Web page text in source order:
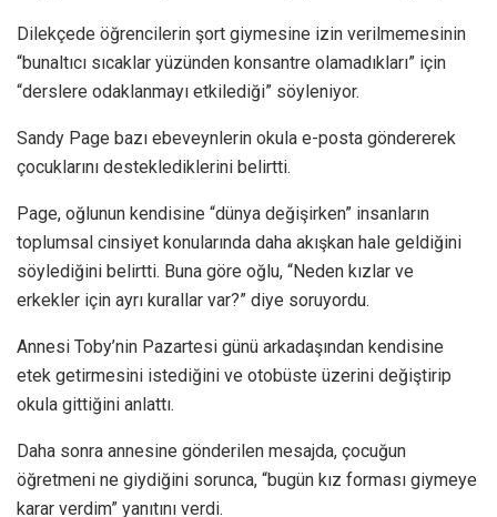
Dilekçede öğrencilerin şort giymesine izin verilmemesinin
“bunaltıcı sıcaklar yüzünden konsantre olamadıkları” için
“derslere odaklanmayı etkilediği” söyleniyor.
Sandy Page bazı ebeveynlerin okula e-posta göndererek
çocuklarını desteklediklerini belirtti.
Page, oğlunun kendisine “dünya değişirken” insanların
toplumsal cinsiyet konularında daha akışkan hale geldiğini
söylediğini belirtti. Buna göre oğlu, “Neden kızlar ve
erkekler için ayrı kurallar var?” diye soruyordu.
Annesi Toby’nin Pazartesi günü arkadaşından kendisine
etek getirmesini istediğini ve otobüste üzerini değiştirip
okula gittiğini anlattı.
Daha sonra annesine gönderilen mesajda, çocuğun
öğretmeni ne giydiğini sorunca, “bugün kız forması giymeye
karar verdim” yanıtını verdi.